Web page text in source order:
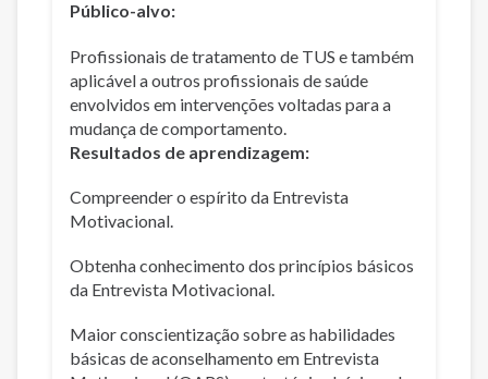
Público-alvo:
Profissionais de tratamento de TUS e também
aplicável a outros profissionais de saúde
envolvidos em intervenções voltadas para a
mudança de comportamento.
Resultados de aprendizagem:
Compreender o espírito da Entrevista
Motivacional.
Obtenha conhecimento dos princípios básicos
da Entrevista Motivacional.
Maior conscientização sobre as habilidades
básicas de aconselhamento em Entrevista